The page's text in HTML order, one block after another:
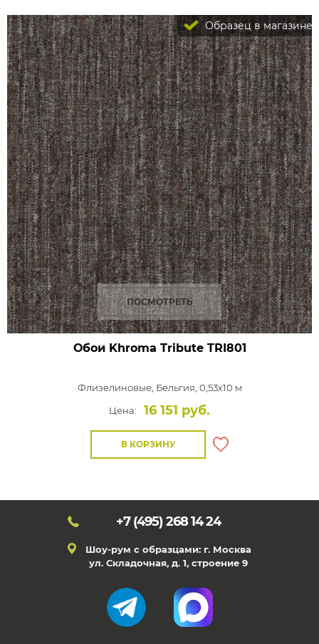
Образец в магазине
ПОСМОТРЕТЬ
Обои Khroma TributeTRI801
Флизелиновые, Бельгия, 0,53x10 м
Цена:
16 151 руб.
В КОРЗИНУ
+7 (495) 268 14 24
Шоу-рум с образцами: г. Москва
ул. Складочная, д. 1, строение 9